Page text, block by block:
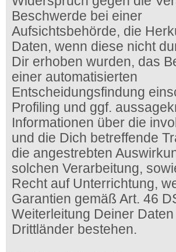
Beschwerde bei einer
Aufsichtsbehörde, die
Daten, wenn diese nicht
Dir erhoben wurden, das
einer automatisierten
Entscheidungsfindung
Profiling und ggf.
Informationen über die
und die Dich betreffende
die angestrebten
solchen Verarbeitung,
Recht auf Unterrichtung,
Garantien gemäß Art. 46
Weiterleitung Deiner Daten
Drittländer bestehen.